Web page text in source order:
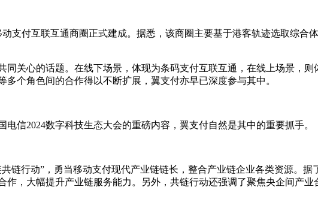
支付互联互通商圈正式建成。据悉，该商圈主要基于港客轨迹选取综
同关心的话题。在线下场景，体现为条码支付互联互通，在线上场景，
个角色间的合作得以不断扩展，翼支付亦早已深度参与其中。
信2024数字科技生态大会的重磅内容，翼支付自然是其中的重要抓手。
链行动”，勇当移动支付现代产业链链长，整合产业链企业各类资源。
作，大幅提升产业链服务能力。另外，共链行动还强调了聚焦央企间产